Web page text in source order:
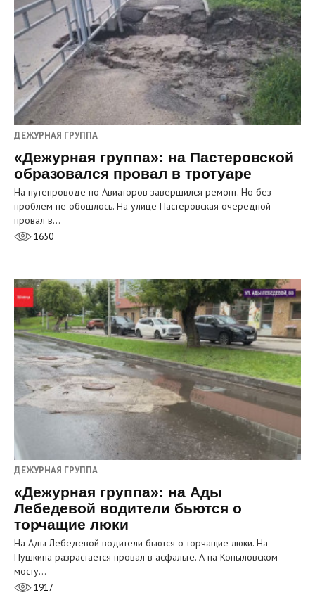
ДЕЖУРНАЯ ГРУППА
«Дежурная группа»: на Пастеровской
образовался провал в тротуаре
На путепроводе по Авиаторов завершился ремонт. Но без
проблем не обошлось. На улице Пастеровская очередной
провал в…
1650
ДЕЖУРНАЯ ГРУППА
«Дежурная группа»: на Ады
Лебедевой водители бьются о
торчащие люки
На Ады Лебедевой водители бьются о торчащие люки. На
Пушкина разрастается провал в асфальте. А на Копыловском
мосту…
1917